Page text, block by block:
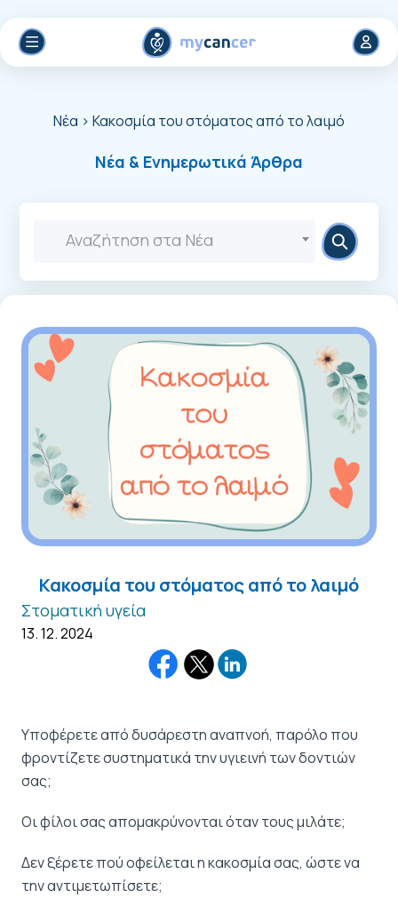
Νέα > Κακοσμία του στόματος από το λαιμό
Νέα & Ενημερωτικά Άρθρα
Αναζήτηση στα Νέα
Κακοσμία του στόματος από το λαιμό
Στοματική υγεία
13. 12. 2024
Υποφέρετε από δυσάρεστη αναπνοή, παρόλο που
φροντίζετε συστηματικά την υγιεινή των δοντιών
σας;
Οι φίλοι σας απομακρύνονται όταν τους μιλάτε;
Δεν ξέρετε πού οφείλεται η κακοσμία σας, ώστε να
την αντιμετωπίσετε;